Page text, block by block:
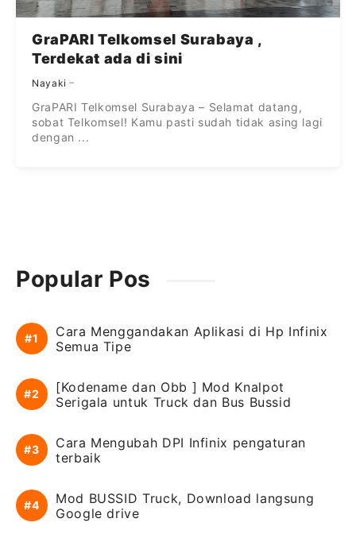
GraPARI Telkomsel Surabaya ,
Terdekat ada di sini
Nayaki
GraPARI Telkomsel Surabaya – Selamat datang,
sobat Telkomsel! Kamu pasti sudah tidak asing lagi
dengan ...
Popular Pos
Cara Menggandakan Aplikasi di Hp Infinix
Semua Tipe
[Kodename dan Obb ] Mod Knalpot
Serigala untuk Truck dan Bus Bussid
Cara Mengubah DPI Infinix pengaturan
terbaik
Mod BUSSID Truck, Download langsung
Google drive